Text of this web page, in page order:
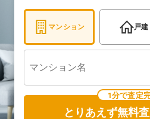
マンション 戸建
1分で査定
とりあえず無料